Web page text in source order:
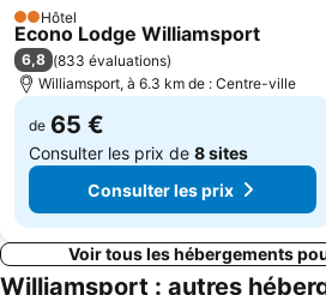
2 Étoiles
Hôtel
Econo Lodge Williamsport
6,8 (833 évaluations)
Williamsport, à 6.3 km de : Centre-ville
de 65 €
Consulter les prix de 8 sites
Consulter les prix
Voir tous les hébergements
Williamsport : autres